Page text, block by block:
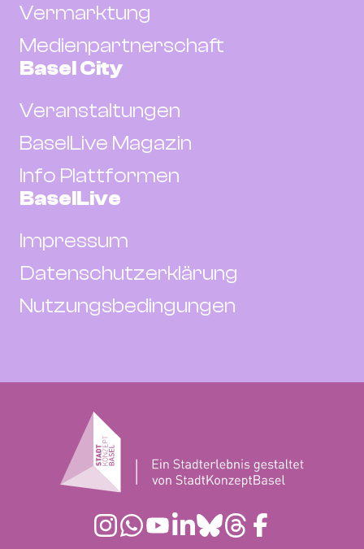
Vermarktung
Medienpartnerschaft
Basel City
Veranstaltungen
BaselLive Magazin
Info Plattformen
BaselLive
Impressum
Datenschutzerklärung
Nutzungsbedingungen